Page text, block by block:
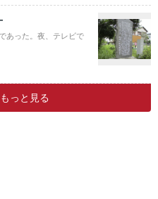
あった。夜、テレビで
っと見る